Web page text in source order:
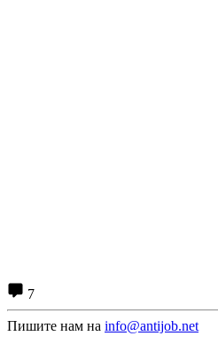
7
Пишите нам на info@antijob.net